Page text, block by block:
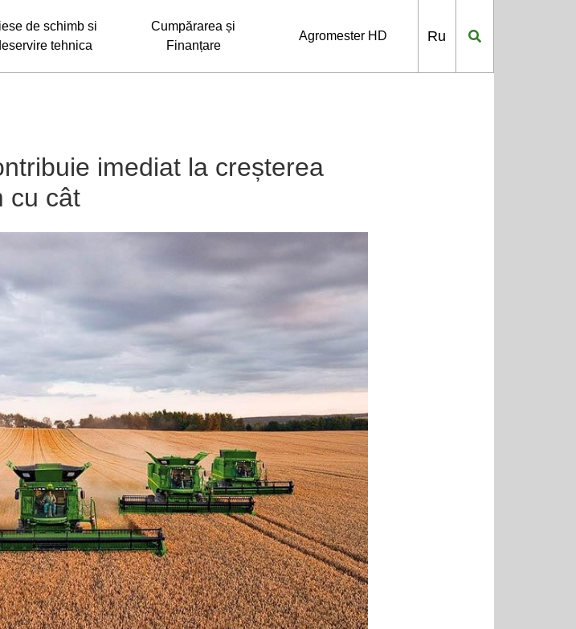
de schimb si
tehnica
Cumpărarea și
Finanțare
Agromester HD Ru
imediat la creșterea
cu cât